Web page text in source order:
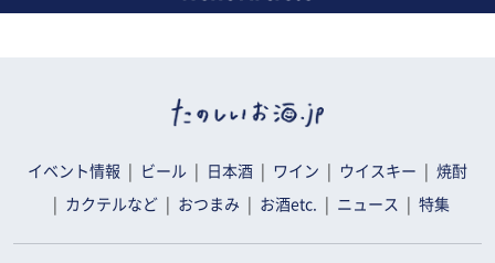
イベント情報 ビール 日本酒 ワイン ウイスキー 焼酎
カクテルなど おつまみ お酒etc. ニュース 特集